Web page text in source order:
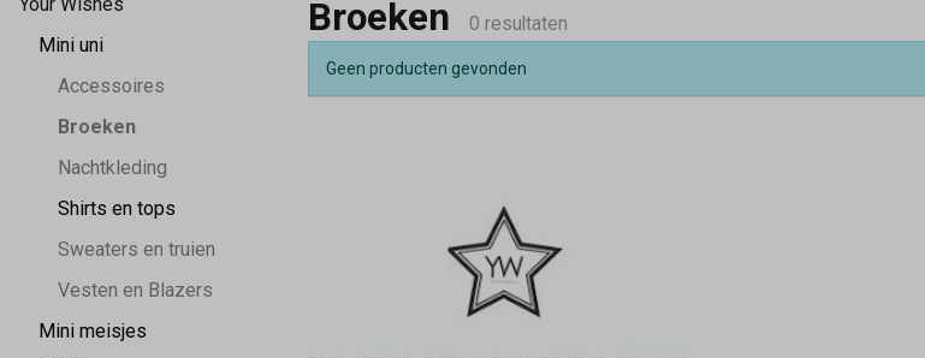
Mini uni
Accessoires
Broeken
Nachtkleding
Shirts en tops
Sweaters en truien
Vesten en Blazers
Mini meisjes
Broeken 0 resultaten
Geen producten gevonden